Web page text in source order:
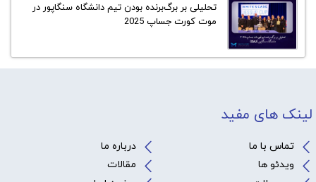
تحلیلی بر برگ‌برنده بودن تیم دانشگاه سنگاپور در
موت کورت جساپ 2025
لینک های مفید
تماس با ما
درباره ما
ویدئو ها
مقالات